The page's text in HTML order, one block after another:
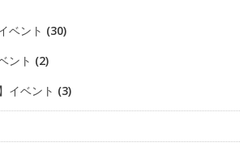
ベント (30)
ント (2)
イベント (3)